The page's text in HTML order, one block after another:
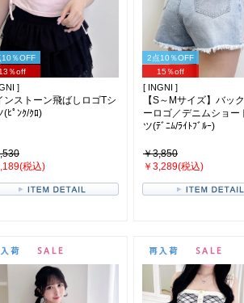
10％OFF
％off
]
ンストーン飛ばしロゴTシ
(ﾋﾟﾝｸ/ｸﾛ)
税込)
2点10％OFF
15％off
[ INGNI ]
【S～Mサイズ】バッ
ーロゴ／デニムショー
ツ(ﾃﾞﾆﾑ/ﾗｲﾄﾌﾞﾙｰ)
￥3,850
￥3,289(税込)